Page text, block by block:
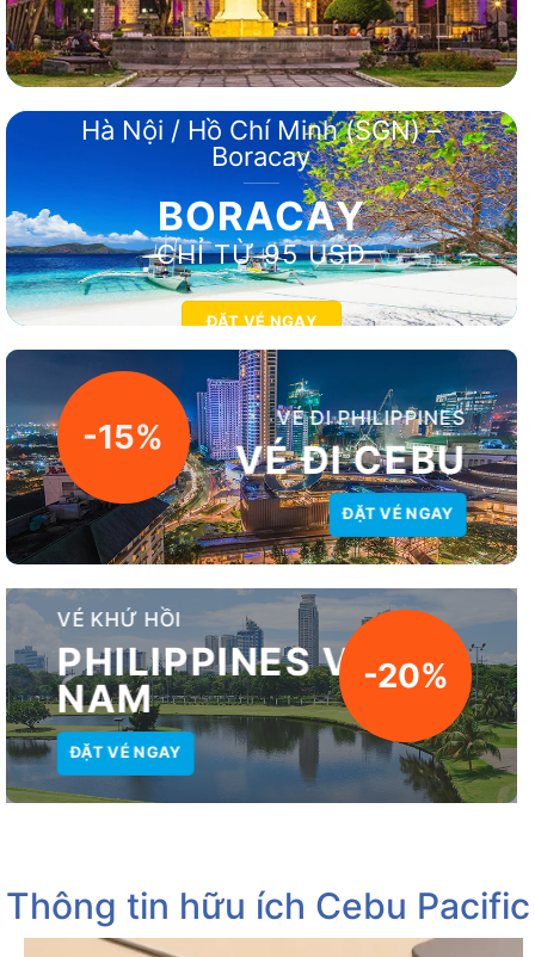
Hà Nội / Hồ Chí Minh (SGN) –
Boracay
BORACAY
CHỈ TỪ 95 USD
ĐẶT VÉ NGAY
VÉ ĐI PHILIPPINES
VÉ ĐI CEBU
ĐẶT VÉ NGAY
-15%
VÉ KHỨ HỒI
PHILIPPINES VIET
NAM
ĐẶT VÉ NGAY
-20%
Thông tin hữu ích Cebu Pacific